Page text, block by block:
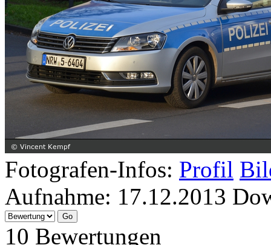
Fotografen-Infos: Profil
Aufnahme: 17.12.2013
10 Bewertungen